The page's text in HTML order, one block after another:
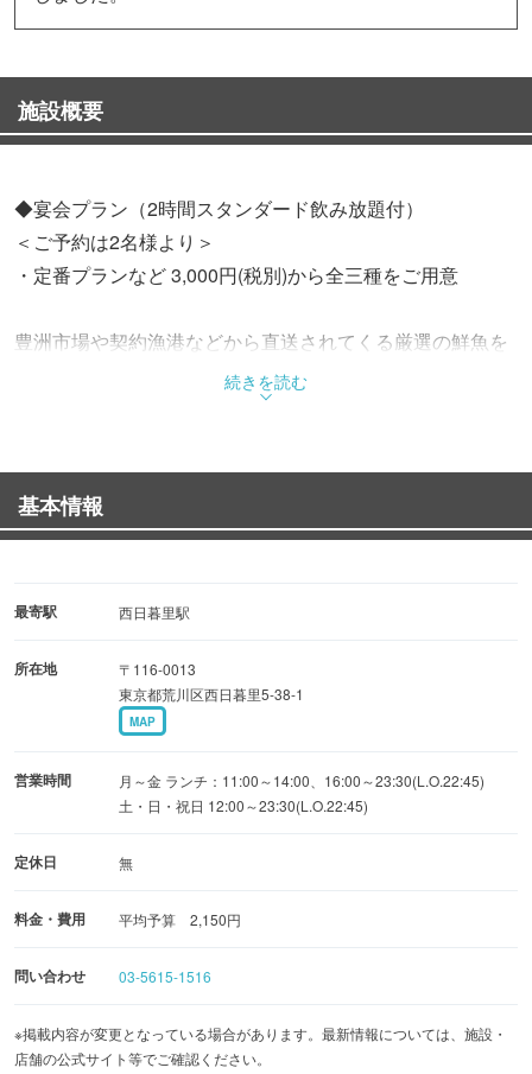
施設概要
◆宴会プラン（2時間スタンダード飲み放題付）
＜ご予約は2名様より＞
・定番プランなど 3,000円(税別)から全三種をご用意
豊洲市場や契約漁港などから直送されてくる厳選の鮮魚を
ふんだんに使った逸品料理をご提供！
生ビールやサワーなど定番ドリンク（約48種）の飲み放題
お酒も料理も心行くまでご満喫いただけます。
◆おすすめ
けます。
料理に合せてお楽しみいただけるお酒を45種以上取り揃
え！
宴会スペース完備◎大人数から少人数まで、人数に応じて
対応可能です！
続きを読む
基本情報
最寄駅 西日暮里駅
所在地
〒116-0013
東京都荒川区西日暮里5-38-1
MAP
営業時間
月～金 ランチ：11:00～14:00、16:00～23:30(L.O.22:45)
土・日・祝日 12:00～23:30(L.O.22:45)
定休日 無
料金・費用 平均予算 2,150円
問い合わせ 03-5615-1516
※掲載内容が変更となっている場合があります。最新情報については、施設・
店舗の公式サイト等でご確認ください。